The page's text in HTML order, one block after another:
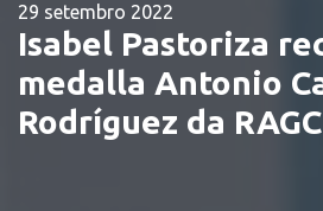
29 setembro 2022
Isabel Pastoriza
medalla Antonio
Rodríguez da RAGC